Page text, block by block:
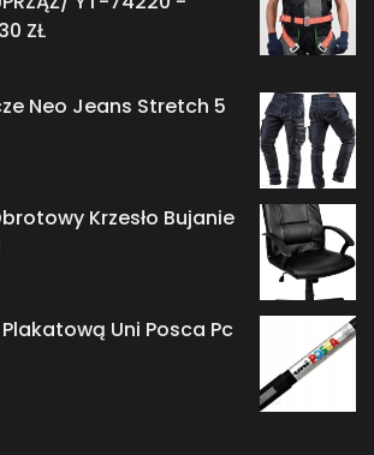
ZŁ
Neo Jeans Stretch 5
Krzesło Bujanie
Uni Posca Pc